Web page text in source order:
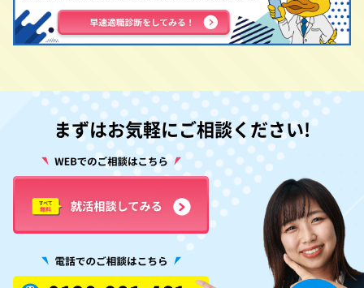
まずはお気軽にご相談ください!